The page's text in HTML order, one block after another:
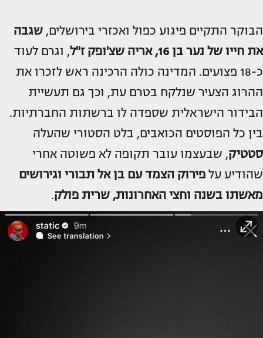
הבוקר התקיים פיגוע כפול ואכזרי בירושלים, שגבה
את חייו של נער בן 16,
אריה שצ'ופק ז"ל, וגרם לעוד
כ-18 פצועים. המדינה כולה הרכינה ראש לזכרו את
ההרוג הצעיר שנלקח בטרם עת, וכך גם תעשיית
הבידור הישראלית שספדה לו ברשתות החברתיות.
בין כל הפוסטים הכואבים, בלט הסטורי שהעלה
סטטיק, שבעצמו עובר תקופה לא פשוטה אחרי
שהודיע על פירוק הצמד עם בן אל תבורי וגירושים
מאשתו בשנה וחצי האחרונות, שרית פולק.